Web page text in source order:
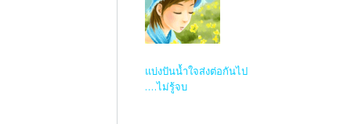
แบ่งปันน้ำใจส่งต่อกันไป
....ไม่รู้จบ